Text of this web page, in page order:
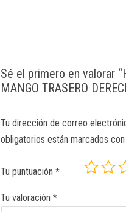
Sé el primero en valorar
MANGO TRASERO
Tu dirección de correo
obligatorios están marcados
Tu puntuación*
Tu valoración*